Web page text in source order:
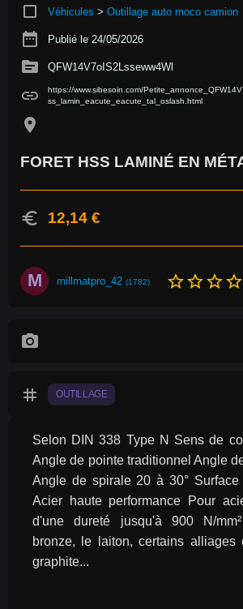
crop_square Véhicules > Outillage auto moco camion
date_range Publié le 24/05/2026
source QFW14V7oIS2Lsseww4Wl
link
https://www.sibesoin.com/
ss_lamin_eacute_eacute_tal_oslash.html
location_on
FORET HSS LAMINÉ EN
euro 12,14 €
M millmatpro_42 (1782) star_borderstar_borderstar_borderstar_border
photo_camera
tag OUTILLAGE
Selon DIN 338 Type N Sens de
Angle de pointe traditionnel Angle
Angle de spirale 20 à 30° Surface
Acier haute performance Pour
d'une dureté jusqu'à 900 N/
bronze, le laiton, certains alliages
graphite...